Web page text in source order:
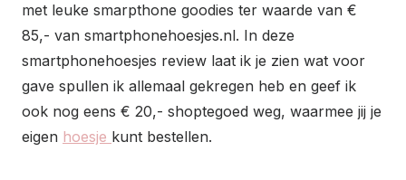
met leuke smarpthone goodies ter waarde van €
85,- van smartphonehoesjes.nl. In deze
smartphonehoesjes review laat ik je zien wat voor
gave spullen ik allemaal gekregen heb en geef ik
ook nog eens € 20,- shoptegoed weg, waarmee jij je
eigen hoesje kunt bestellen.